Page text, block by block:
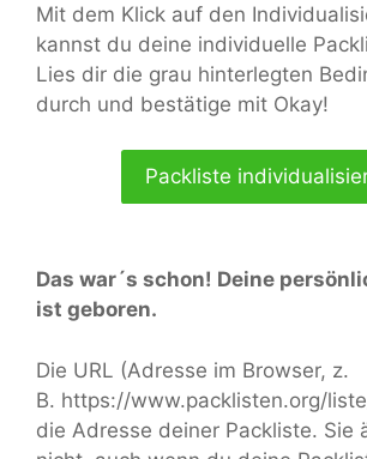
Mit dem Klick auf den
kannst du deine individuelle
Lies dir die grau hinterlegten
durch und bestätige mit Okay!
Packliste
Das war´s schon! Deine
ist geboren.
Die URL (Adresse im Browser, z.
B. https://www.packlisten.org/
die Adresse deiner Packliste. Sie